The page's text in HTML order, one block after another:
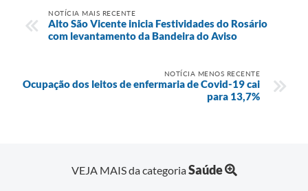
NOTÍCIA MAIS RECENTE
Alto São Vicente inicia Festividades do Rosário
com levantamento da Bandeira do Aviso
NOTÍCIA MENOS RECENTE
Ocupação dos leitos de enfermaria de Covid-19 cai
para 13,7%
VEJA MAIS da categoriaSaúde